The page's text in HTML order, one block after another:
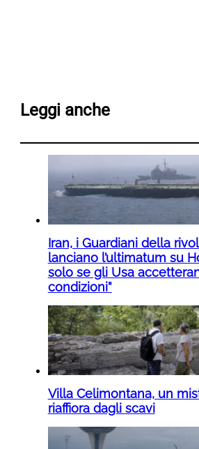
Leggi anche
Iran, i Guardiani della
lanciano l’ultimatum su
solo se gli Usa
condizioni”
Villa Celimontana, un
riaffiora dagli scavi